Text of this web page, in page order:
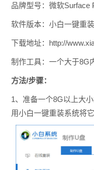
品牌型号：微软Surface
软件版本：小白一键重
下载地址：http://
制作工具：一个大于8G
方法/步骤：
1、准备一个8G以上大
用小白一键重装系统将